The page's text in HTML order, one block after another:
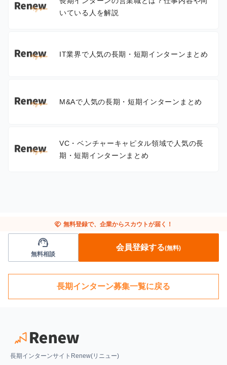
いている人を解説
IT業界で人気の長期・短期インターンまとめ
M&Aで人気の長期・短期インターンまとめ
VC・ベンチャーキャピタル領域で人気の長
期・短期インターンまとめ
handshake 無料登録で、企業からスカウトが届く！
support_agent
無料相談
会員登録する(無料)
長期インターン募集一覧に戻る
長期インターンサイトRenew(リニュー)